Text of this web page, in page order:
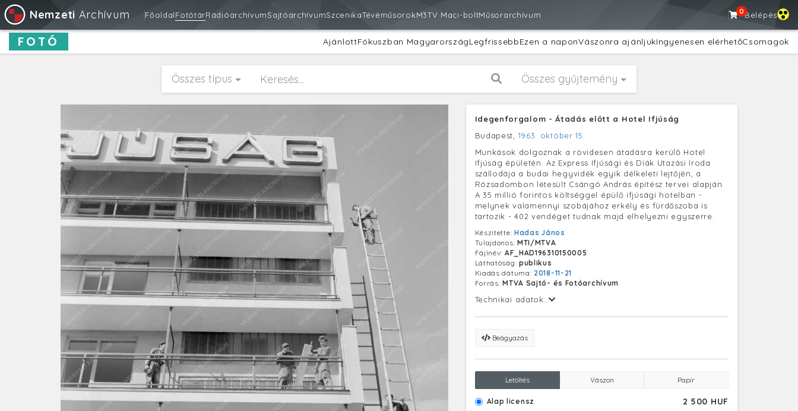
Nemzeti Archívum FőoldalFotótárRádióarchívumSajtóarchívumSzcenikaTévéműsorokM3TV Maci-boltMűsorarchívum 0Belépés
FOTÓ AjánlottFókuszban MagyarországLegfrissebbEzen a naponVászonra ajánljukIngyenesen elérhetőCsomagok
Összes típus Összes gyűjtemény
Idegenforgalom - Átadás előtt a Hotel Ifjúság
Budapest, 1963. október 15.
Munkások dolgoznak a rövidesen átadásra kerülő Hotel
Ifjúság épületén. Az Express Ifjúsági és Diák Utazási Iroda
szállodája a budai hegyvidék egyik délkeleti lejtőjén, a
Rózsadombon létesült Csángó András építész tervei alapján.
A 35 millió forintos költséggel épülő ifjúsági hotelban -
melynek valamennyi szobájához erkély és fürdőszoba is
tartozik - 402 vendéget tudnak majd elhelyezni egyszerre.
Készítette: Hadas János
Tulajdonos: MTI/MTVA
Fájlnév: AF_HAD196310150005
Láthatóság: publikus
Kiadás dátuma: 2018-11-21
Forrás:MTVA Sajtó- és Fotóarchívum
Technikai adatok:
Beágyazás
Letöltés Vászon Papír
Alap licensz 2 500 HUF